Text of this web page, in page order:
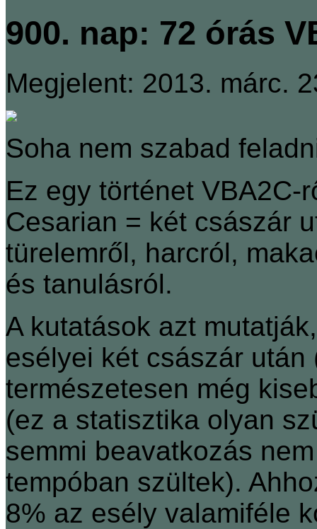
900. nap: 72 órás
Megjelent: 2013. márc.
Soha nem szabad
Ez egy történet VBA2C-
Cesarian = két császár
türelemről, harcról,
és tanulásról.
A kutatások azt
esélyei két császár után
természetesen még
(ez a statisztika olyan
semmi beavatkozás
tempóban szültek).
8% az esély valamiféle